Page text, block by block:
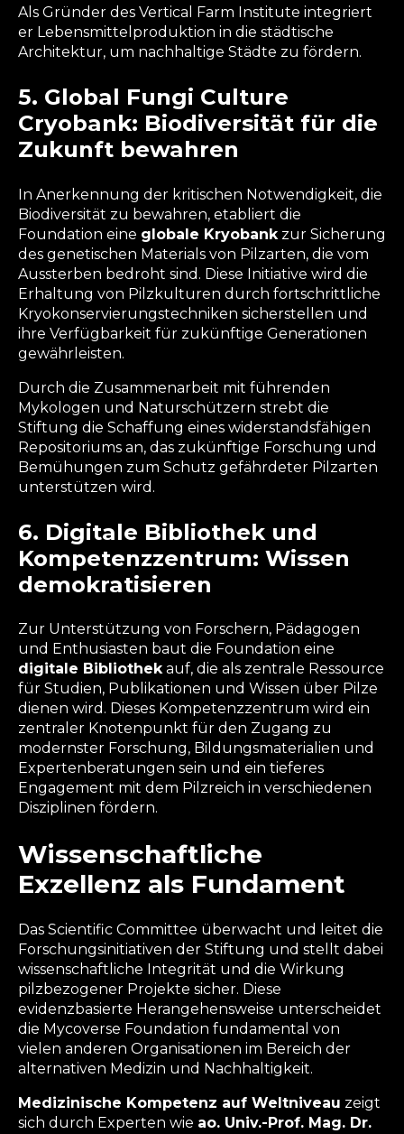
Als Gründer des Vertical Farm Institute integriert
er Lebensmittelproduktion in die städtische
Architektur, um nachhaltige Städte zu fördern.
5. Global Fungi Culture
Cryobank: Biodiversität für die
Zukunft bewahren
In Anerkennung der kritischen Notwendigkeit, die
Biodiversität zu bewahren, etabliert die
Foundation eine globale Kryobank zur Sicherung
des genetischen Materials von Pilzarten, die vom
Aussterben bedroht sind. Diese Initiative wird die
Erhaltung von Pilzkulturen durch fortschrittliche
Kryokonservierungstechniken sicherstellen und
ihre Verfügbarkeit für zukünftige Generationen
gewährleisten.
Durch die Zusammenarbeit mit führenden
Mykologen und Naturschützern strebt die
Stiftung die Schaffung eines widerstandsfähigen
Repositoriums an, das zukünftige Forschung und
Bemühungen zum Schutz gefährdeter Pilzarten
unterstützen wird.
6. Digitale Bibliothek und
Kompetenzzentrum: Wissen
demokratisieren
Zur Unterstützung von Forschern, Pädagogen
und Enthusiasten baut die Foundation eine
digitale Bibliothekauf, die als zentrale Ressource
für Studien, Publikationen und Wissen über Pilze
dienen wird. Dieses Kompetenzzentrum wird ein
zentraler Knotenpunkt für den Zugang zu
modernster Forschung, Bildungsmaterialien und
Expertenberatungen sein und ein tieferes
Engagement mit dem Pilzreich in verschiedenen
Disziplinen fördern.
Wissenschaftliche
Exzellenz als Fundament
Das Scientific Committee überwacht und leitet die
Forschungsinitiativen der Stiftung und stellt dabei
wissenschaftliche Integrität und die Wirkung
pilzbezogener Projekte sicher. Diese
evidenzbasierte Herangehensweise unterscheidet
die Mycoverse Foundation fundamental von
vielen anderen Organisationen im Bereich der
alternativen Medizin und Nachhaltigkeit.
Medizinische Kompetenz auf Weltniveau zeigt
sich durch Experten wie ao. Univ.-Prof. Mag. Dr.